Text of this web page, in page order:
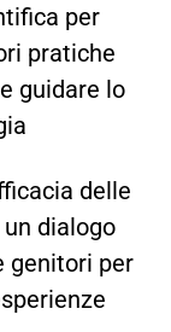
per
pratiche
guidare lo
delle
dialogo
genitori per